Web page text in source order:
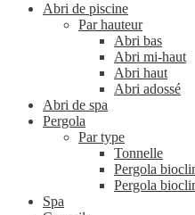
Abri de piscine
Par hauteur
Abri bas
Abri mi-haut
Abri haut
Abri adossé
Abri de spa
Pergola
Par type
Tonnelle
Pergola
Pergola
Spa